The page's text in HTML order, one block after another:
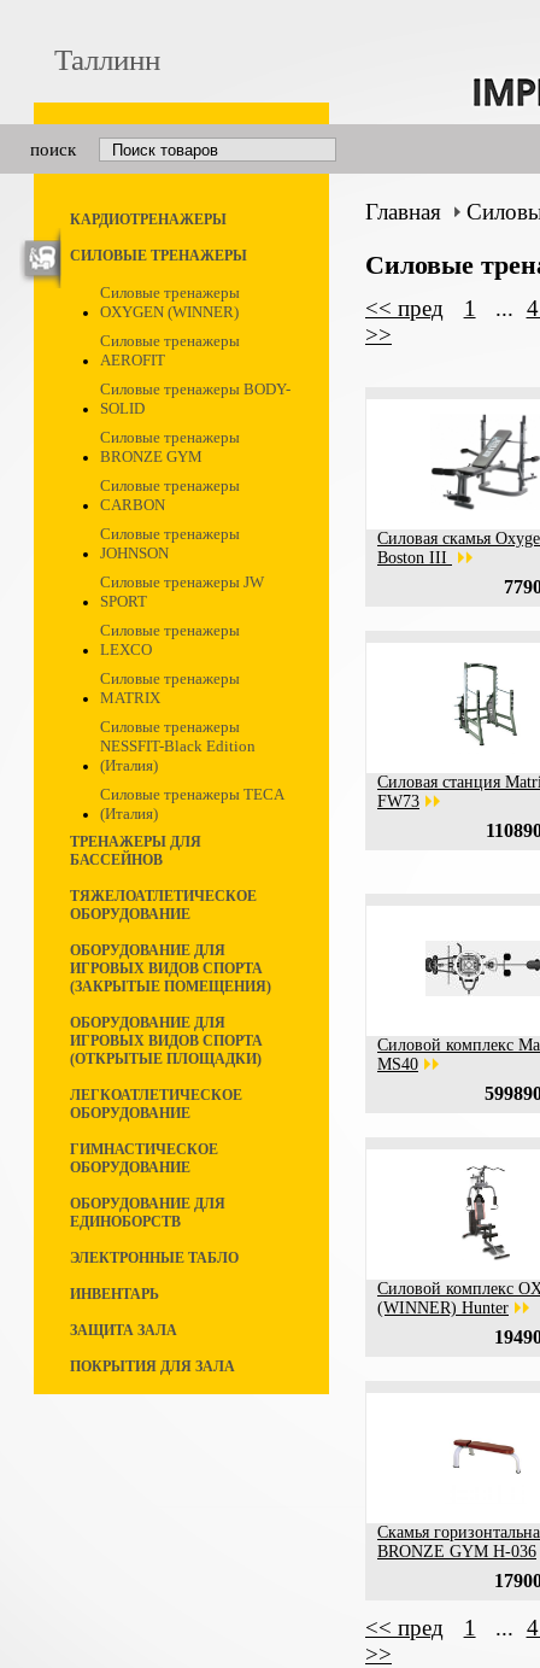
Таллинн
поиск
КАРДИОТРЕНАЖЕРЫ
СИЛОВЫЕ ТРЕНАЖЕРЫ
Силовые тренажеры
OXYGEN (WINNER)
Силовые тренажеры
AEROFIT
Силовые тренажеры BODY-
SOLID
Силовые тренажеры
BRONZE GYM
Силовые тренажеры
CARBON
Силовые тренажеры
JOHNSON
Силовые тренажеры JW
SPORT
Силовые тренажеры
LEXCO
Силовые тренажеры
MATRIX
Силовые тренажеры
NESSFIT-Black Edition
(Италия)
Силовые тренажеры TECA
(Италия)
ТРЕНАЖЕРЫ ДЛЯ
БАССЕЙНОВ
ТЯЖЕЛОАТЛЕТИЧЕСКОЕ
ОБОРУДОВАНИЕ
ОБОРУДОВАНИЕ ДЛЯ
ИГРОВЫХ ВИДОВ СПОРТА
(ЗАКРЫТЫЕ ПОМЕЩЕНИЯ)
ОБОРУДОВАНИЕ ДЛЯ
ИГРОВЫХ ВИДОВ СПОРТА
(ОТКРЫТЫЕ ПЛОЩАДКИ)
ЛЕГКОАТЛЕТИЧЕСКОЕ
ОБОРУДОВАНИЕ
ГИМНАСТИЧЕСКОЕ
ОБОРУДОВАНИЕ
ОБОРУДОВАНИЕ ДЛЯ
ЕДИНОБОРСТВ
ЭЛЕКТРОННЫЕ ТАБЛО
ИНВЕНТАРЬ
ЗАЩИТА ЗАЛА
ПОКРЫТИЯ ДЛЯ ЗАЛА
Главная
Силовые
<< пред 1 ...
>>
Силовая скамья
Boston III
Силовая станция
FW73
Силовой комплекс
MS40
Силовой комплекс
(WINNER) Hunter
Скамья
BRONZE GYM H-036
<< пред 1 ...
>>